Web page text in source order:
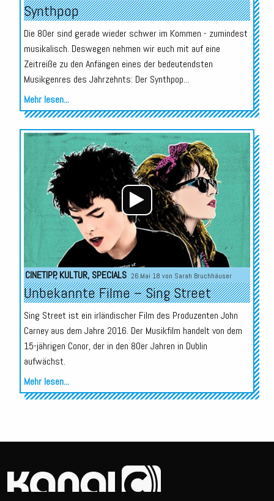
Synthpop
Die 80er sind gerade wieder schwer im Kommen - zumindest
musikalisch. Deswegen nehmen wir euch mit auf eine
Zeitreiße zu den Anfängen eines der bedeutendsten
Musikgenres des Jahrzehnts: Der Synthpop...
Mehr lesen...
Audio-
Player
CINETIPP,KULTUR, SPECIALS 26.Mai 18 von Sarah Bruchhäuser
Unbekannte Filme – Sing Street
Sing Street ist ein irländischer Film des Produzenten John
Carney aus dem Jahre 2016. Der Musikfilm handelt von dem
15-jährigen Conor, der in den 80er Jahren in Dublin
aufwächst.
Mehr lesen...